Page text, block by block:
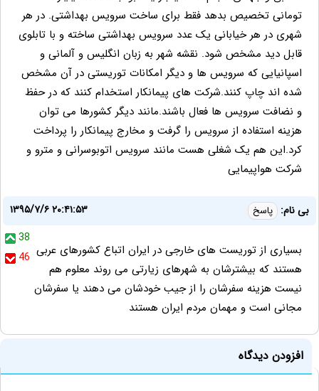
تومانی تخصیص بدهد فقط برای ساخت سرویس بهداشتی. در هر
شهری در هر خیابانی یک عدد سرویس بهداشتی ساخته و با تابلوی
قابل دید مشخص شود. نقشه شهر به زبان انگلیس و آلمانی و
اسپانیایی که سرویس ها و دیگر امکانات توریستی در آن مشخص
شده اند چاپ کنند.شرکت های پیمانکار استخدام کنند که در حفظ
و نضافت سرویس ها فعال باشند.مانند دیگر کشورها می توان
هزینه استفاده از سرویس را گرفت و مخارج پیمانکار را پرداخت
کرد.این هم یک شغلی هست مانند سرویس اتوبوسرانی و مترو و
شرکت هواپیمایی
بی نام: پاسخ
۱۳۹۵/۷/۶ ۲۰:۴۱:۵۳
38
46 بسیاری از توریست های خارجی در ایران اتباع کشورهای عربی
هستند که بیشترشان به شهرهای زیارتی می روند معلوم هم
نیست هزینه سفرشان را از جیب خودشان می دهند یا سفرشان
مجانی است و مهمان مردم ایران هستند
افزودن دیدگاه